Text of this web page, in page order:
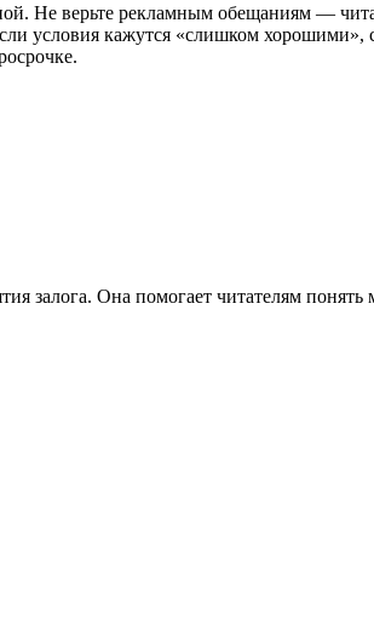
Не верьте рекламным обещаниям —
условия кажутся «слишком
залога. Она помогает читателям